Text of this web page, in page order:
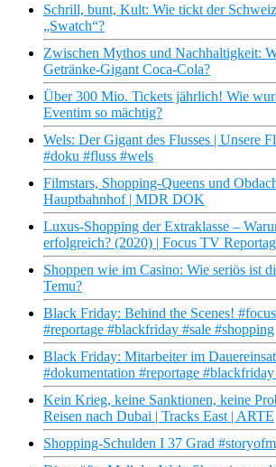
Schrill, bunt, Kult: Wie tickt der
„Swatch“?
Zwischen Mythos und Nachhaltigkeit:
Getränke-Gigant Coca-Cola?
Über 300 Mio. Tickets jährlich! Wie
Eventim so mächtig?
Wels: Der Gigant des Flusses | Unsere
#doku #fluss #wels
Filmstars, Shopping-Queens und
Hauptbahnhof | MDR DOK
Luxus-Shopping der Extraklasse –
erfolgreich? (2020) | Focus TV
Shoppen wie im Casino: Wie seriös ist
Temu?
Black Friday: Behind the Scenes!
#reportage #blackfriday #sale #shopping
Black Friday: Mitarbeiter im
#dokumentation #reportage
Kein Krieg, keine Sanktionen, keine
Reisen nach Dubai | Tracks East | ARTE
Shopping-Schulden I 37 Grad